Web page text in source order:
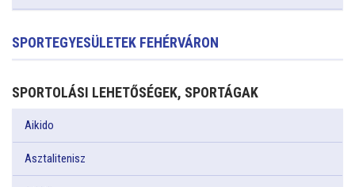
SPORTEGYESÜLETEK FEHÉRVÁRON
SPORTOLÁSI LEHETŐSÉGEK, SPORTÁGAK
Aikido
Asztalitenisz